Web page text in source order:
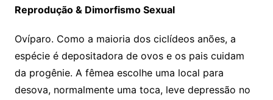
Reprodução & Dimorfismo Sexual
Ovíparo. Como a maioria dos ciclídeos anões, a
espécie é depositadora de ovos e os pais cuidam
da progênie. A fêmea escolhe uma local para
desova, normalmente uma toca, leve depressão no